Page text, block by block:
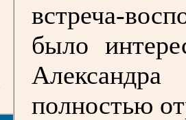
встреча-
было
полностью